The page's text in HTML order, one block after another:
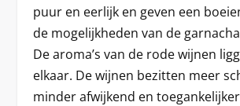
puur en eerlijk en geven een
de mogelijkheden van de
De aroma’s van de rode wijnen
elkaar. De wijnen bezitten meer
minder afwijkend en